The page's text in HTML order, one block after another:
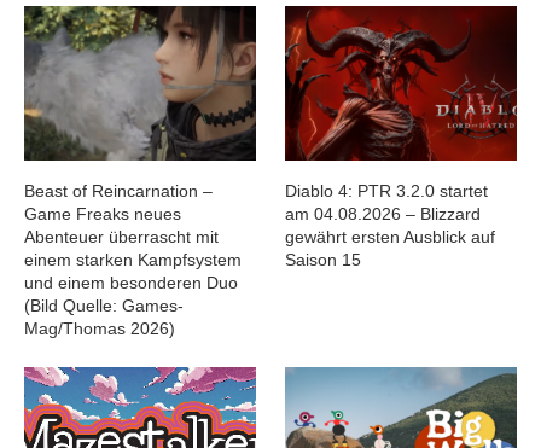
Beast of Reincarnation –
Game Freaks neues
Abenteuer überrascht mit
einem starken Kampfsystem
und einem besonderen Duo
(Bild Quelle: Games-
Mag/Thomas 2026)
Diablo 4: PTR 3.2.0 startet
am 04.08.2026 – Blizzard
gewährt ersten Ausblick auf
Saison 15